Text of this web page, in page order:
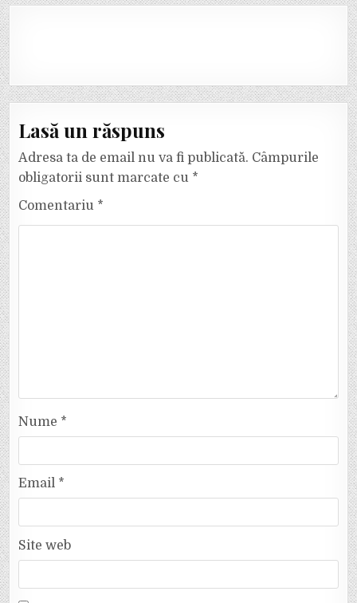
Lasă un răspuns
Adresa ta de email nu va fi publicată. Câmpurile
obligatorii sunt marcate cu *
Comentariu *
Nume *
Email *
Site web